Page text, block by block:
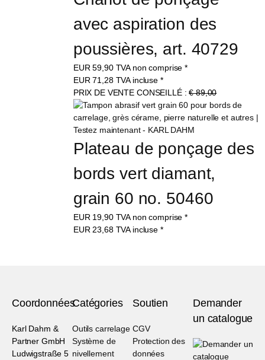
avec aspiration des
poussières, art. 40729
EUR59,90 TVA non comprise *
EUR71,28 TVA incluse *
PRIX DE VENTE CONSEILLÉ :€ 89,00
Plateau de ponçage des
bords vert diamant,
grain 60 no. 50460
EUR 19,90 TVA non comprise *
EUR 23,68 TVA incluse *
Coordonnées
Karl Dahm &
Partner GmbH
Ludwigstraße 5
Catégories
Outils carrelage
Système de
nivellement
Soutien
CGV
Protection des
données
Demander
un catalogue